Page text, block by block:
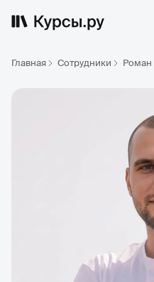
Главная Сотрудники Роман